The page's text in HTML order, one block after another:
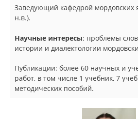
Заведующий кафедрой мордовских
н.в.).
Научные интересы: проблемы
истории и диалектологии
Публикации: более 60 научных и
работ, в том числе 1 учебник, 7
методических пособий.